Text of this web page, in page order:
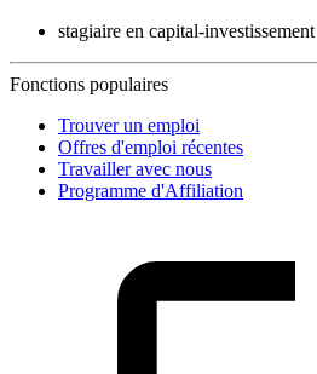
stagiaire en capital-investissement
Fonctions populaires
Trouver un emploi
Offres d'emploi récentes
Travailler avec nous
Programme d'Affiliation